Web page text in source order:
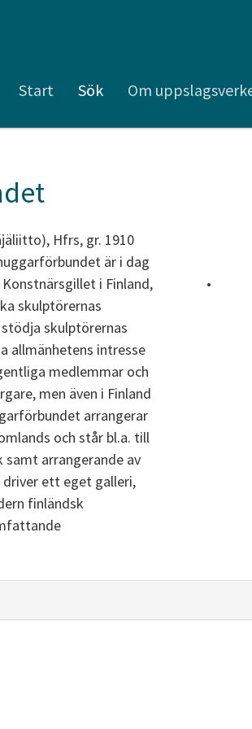
Start Sök Om
Hfrs, gr. 1910
är i dag
i Finland,
skulptörernas
skulptörernas
allmänhetens intresse
medlemmar och
men även i Finland
arrangerar
och står bl.a. till
arrangerande av
ett eget galleri,
finländsk
•